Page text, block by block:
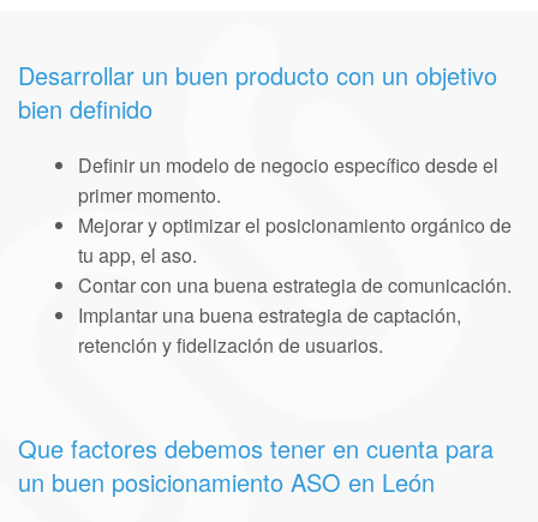
Desarrollar un buen producto con un objetivo
bien definido
Definir un modelo de negocio específico desde el
primer momento.
Mejorar y optimizar el posicionamiento orgánico de
tu app, el aso.
Contar con una buena estrategia de comunicación.
Implantar una buena estrategia de captación,
retención y fidelización de usuarios.
Que factores debemos tener en cuenta para
un buen posicionamiento ASO en León